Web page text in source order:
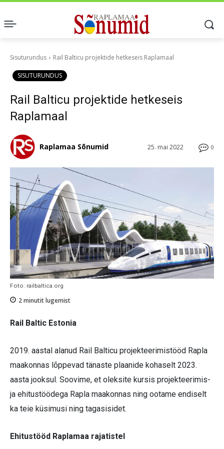
Sisuturundus Rail Balticu projektide hetkeseis Raplamaal
SISUTURUNDUS
Rail Balticu projektide hetkeseis
Raplamaal
0
25. mai 2022
Raplamaa Sõnumid
Foto: railbaltica.org
2minutit lugemist
Rail Baltic Estonia
2019. aastal alanud Rail Balticu projekteerimistööd Rapla
maakonnas lõppevad tänaste plaanide kohaselt 2023.
aasta jooksul. Soovime, et oleksite kursis projekteerimis-
ja ehitustöödega Rapla maakonnas ning ootame endiselt
ka teie küsimusi ning tagasisidet.
Ehitustööd Raplamaa rajatistel